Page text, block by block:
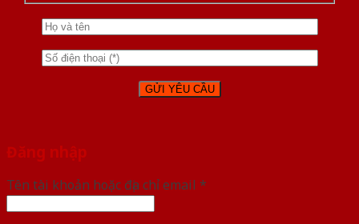
Đăng nhập
Tên tài khoản hoặc địa chỉ email *